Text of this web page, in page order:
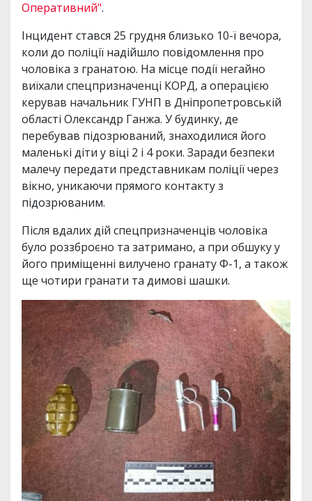
Оперативний".
Інцидент стався 25 грудня близько 10-ї вечора,
коли до поліції надійшло повідомлення про
чоловіка з гранатою. На місце події негайно
виїхали спецпризначенці КОРД, а операцією
керував начальник ГУНП в Дніпропетровській
області Олександр Ганжа. У будинку, де
перебував підозрюваний, знаходилися його
маленькі діти у віці 2 і 4 роки. Заради безпеки
малечу передати представникам поліції через
вікно, уникаючи прямого контакту з
підозрюваним.
Після вдалих дій спецпризначенців чоловіка
було роззброєно та затримано, а при обшуку у
його приміщенні вилучено гранату Ф-1, а також
ще чотири гранати та димові шашки.